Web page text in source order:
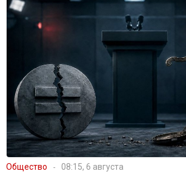
Общество 08:15, 6 августа